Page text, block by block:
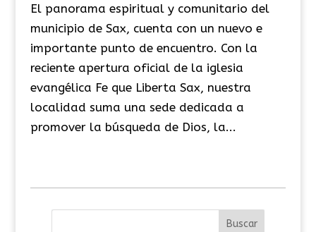
El panorama espiritual y comunitario del
municipio de Sax, cuenta con un nuevo e
importante punto de encuentro. Con la
reciente apertura oficial de la iglesia
evangélica Fe que Liberta Sax, nuestra
localidad suma una sede dedicada a
promover la búsqueda de Dios, la...